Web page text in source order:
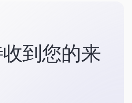
到您的来